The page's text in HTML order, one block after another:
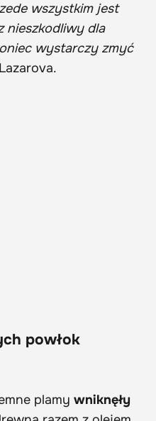
wszystkim jest
nieszkodliwy dla
wystarczy zmyć
powłok
plamy wniknęły